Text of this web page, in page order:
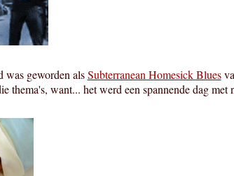
was geworden alsSubterranean Homesick Blues
thema's, want... het werd een spannende dag met